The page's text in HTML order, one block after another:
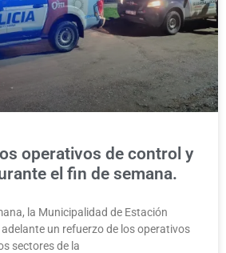
operativos de control y
el fin de semana.
la Municipalidad de Estación
un refuerzo de los operativos
sectores de la